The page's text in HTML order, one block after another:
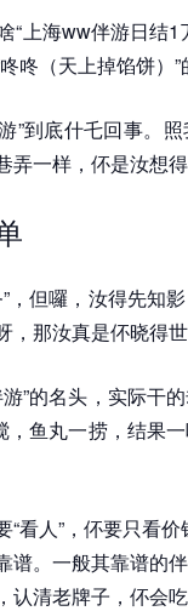
上海ww伴游日结
咚（天上掉馅饼）
”到底什乇回事。
弄一样，伓是汝想
，但囉，汝得先知
，那汝真是伓晓得
”的名头，实际干
，鱼丸一捞，结果
看人”，伓要只看
谱。一般其靠谱的
认清老牌子，伓会